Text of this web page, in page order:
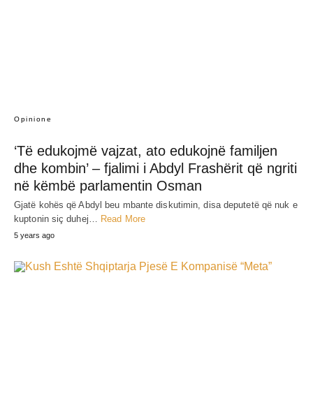
Opinione
‘Të edukojmë vajzat, ato edukojnë familjen
dhe kombin’ – fjalimi i Abdyl Frashërit që ngriti
në këmbë parlamentin Osman
Gjatë kohës që Abdyl beu mbante diskutimin, disa deputetë që nuk e
kuptonin siç duhej…
Read More
5 years ago